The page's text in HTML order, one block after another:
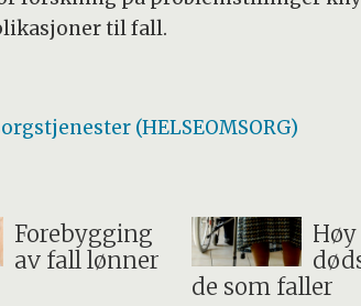
til fall.
(HELSEOMSORG)
Forebygging
av fall lønner
Høy
de som faller